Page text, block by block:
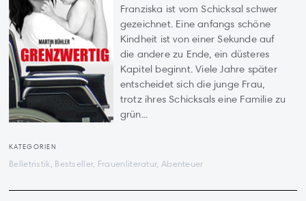
Franziska ist vom Schicksal schwer
gezeichnet. Eine anfangs schöne
Kindheit ist von einer Sekunde auf
die andere zu Ende, ein düsteres
Kapitel beginnt. Viele Jahre später
entscheidet sich die junge Frau,
trotz ihres Schicksals eine Familie zu
grün...
KATEGORIEN
Belletristik, Bestseller, Frauenliteratur, Abenteuer